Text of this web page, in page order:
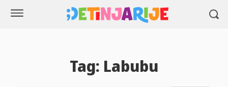
Tag: Labubu